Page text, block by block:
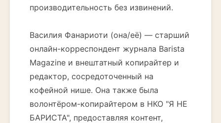
производительность без извинений.
Василия Фанариоти (она/её) — старший
онлайн-корреспондент журнала Barista
Magazine и внештатный копирайтер и
редактор, сосредоточенный на
кофейной нише. Она также была
волонтёром-копирайтером в НКО "Я НЕ
БАРИСТА", предоставляя контент,